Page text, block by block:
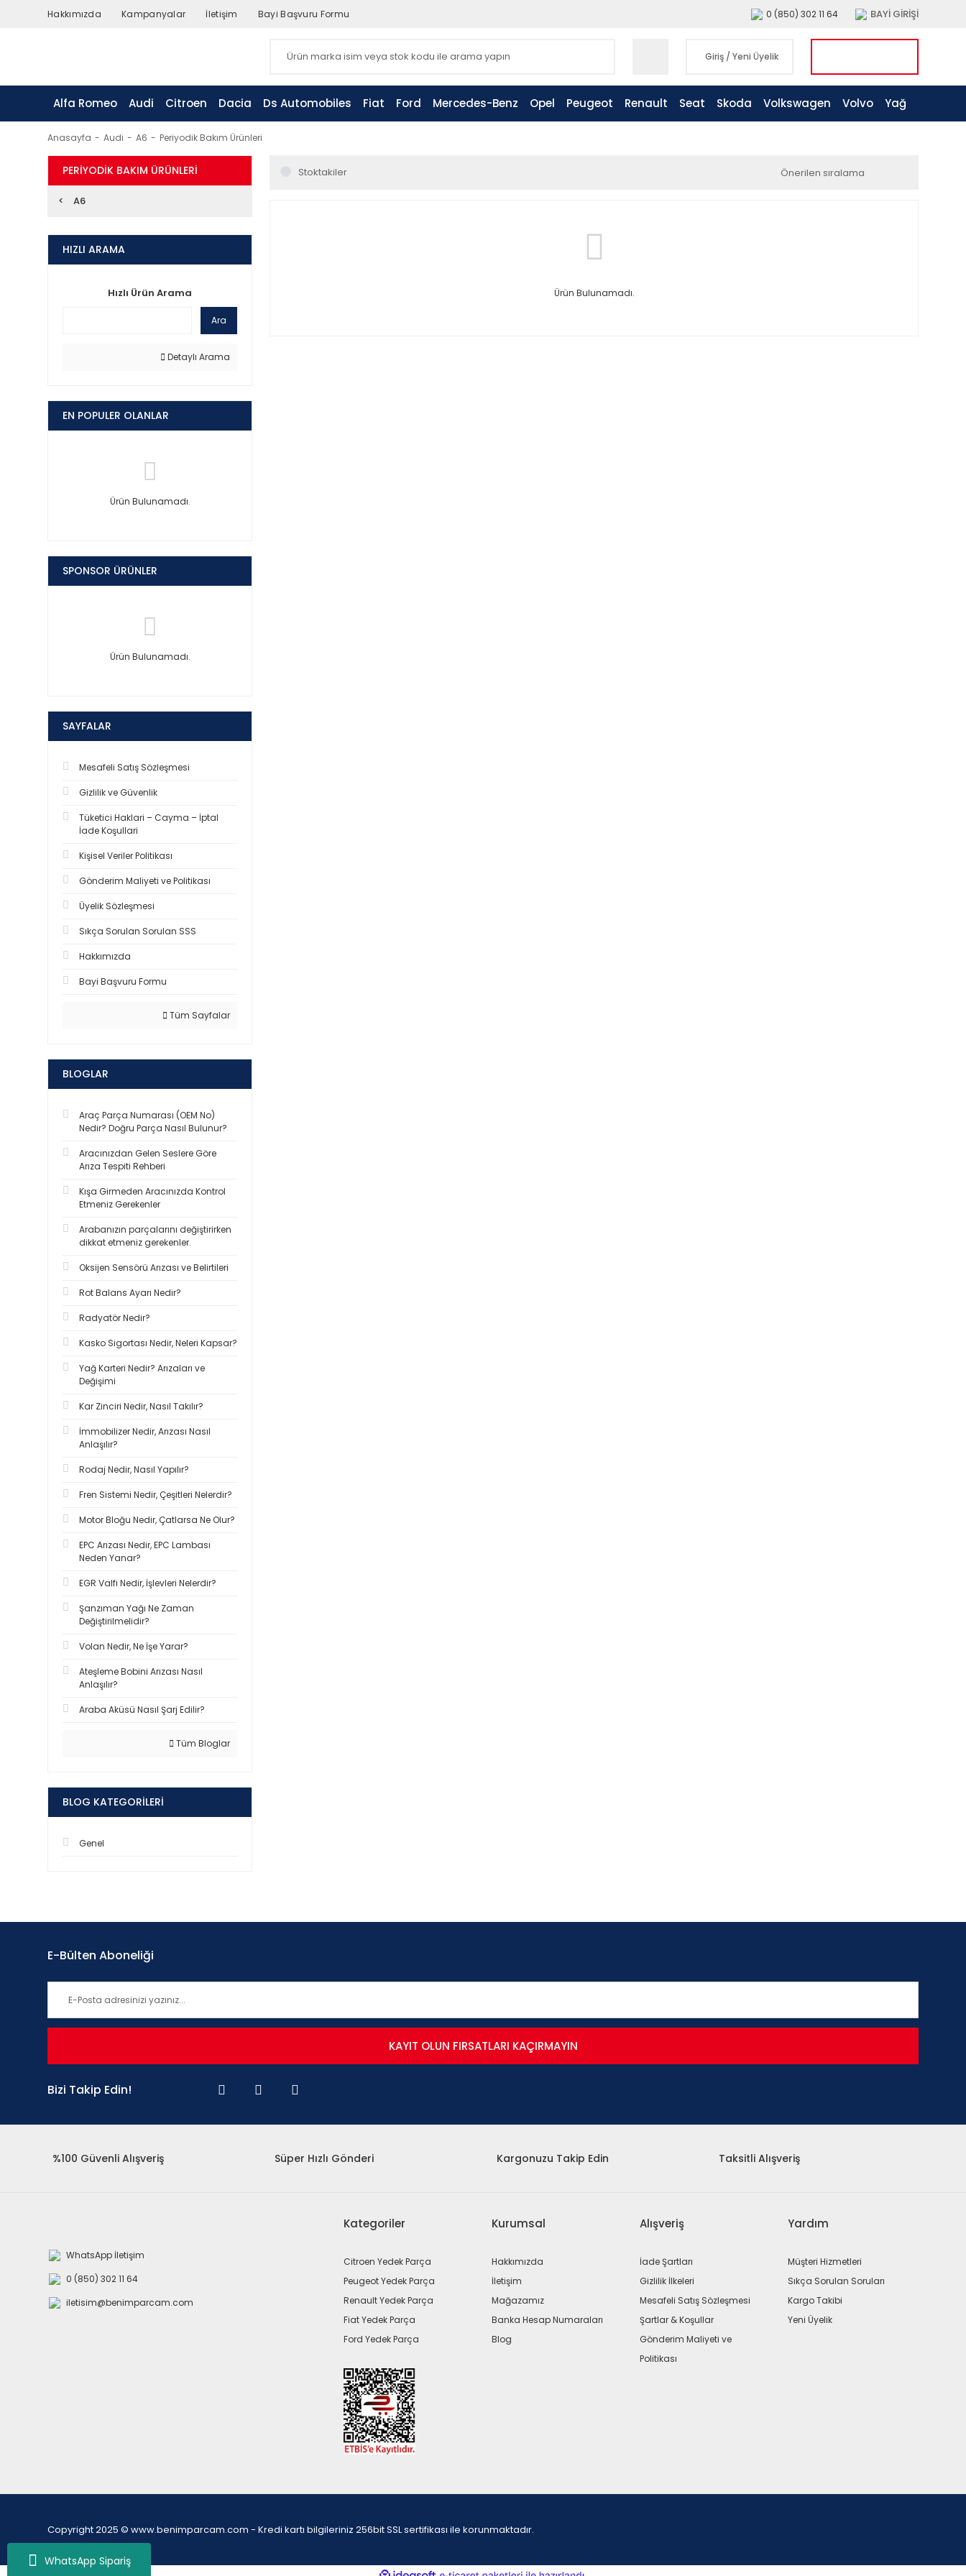
WhatsApp Sipariş
Hakkımızda Kampanyalar İletişim Bayi Başvuru Formu 0 (850) 302 11 64 BAYİ GİRİŞİ
Giriş / Yeni Üyelik
Alfa Romeo Audi Citroen Dacia Ds Automobiles Fiat Ford Mercedes-Benz Opel Peugeot Renault Seat Skoda Volkswagen Volvo Yağ
Anasayfa Audi A6 Periyodik Bakım Ürünleri
PERIYODIK BAKIM ÜRÜNLERI
A6
HIZLI ARAMA
Hızlı Ürün Arama
Ara
Detaylı Arama
EN POPULER OLANLAR
Ürün Bulunamadı.
SPONSOR ÜRÜNLER
Ürün Bulunamadı.
SAYFALAR
Mesafeli Satış Sözleşmesi
Gizlilik ve Güvenlik
Tüketici Haklari – Cayma – İptal
İade Koşullari
Kişisel Veriler Politikası
Gönderim Maliyeti ve Politikası
Üyelik Sözleşmesi
Sıkça Sorulan Sorulan SSS
Hakkımızda
Bayi Başvuru Formu
Tüm Sayfalar
BLOGLAR
Araç Parça Numarası (OEM No)
Nedir? Doğru Parça Nasıl Bulunur?
Aracınızdan Gelen Seslere Göre
Arıza Tespiti Rehberi
Kışa Girmeden Aracınızda Kontrol
Etmeniz Gerekenler
Arabanızın parçalarını değiştirirken
dikkat etmeniz gerekenler.
Oksijen Sensörü Arızası ve Belirtileri
Rot Balans Ayarı Nedir?
Radyatör Nedir?
Kasko Sigortası Nedir, Neleri Kapsar?
Yağ Karteri Nedir? Arızaları ve
Değişimi
Kar Zinciri Nedir, Nasıl Takılır?
İmmobilizer Nedir, Arızası Nasıl
Anlaşılır?
Rodaj Nedir, Nasıl Yapılır?
Fren Sistemi Nedir, Çeşitleri Nelerdir?
Motor Bloğu Nedir, Çatlarsa Ne Olur?
EPC Arızası Nedir, EPC Lambası
Neden Yanar?
EGR Valfi Nedir, İşlevleri Nelerdir?
Şanzıman Yağı Ne Zaman
Değiştirilmelidir?
Volan Nedir, Ne İşe Yarar?
Ateşleme Bobini Arızası Nasıl
Anlaşılır?
Araba Aküsü Nasıl Şarj Edilir?
Tüm Bloglar
BLOG KATEGORILERI
Genel
Stoktakiler
Ürün Bulunamadı.
E-Bülten Aboneliği
KAYIT OLUN FIRSATLARI KAÇIRMAYIN
Bizi Takip Edin!
%100 Güvenli Alışveriş Süper Hızlı Gönderi Kargonuzu Takip Edin Taksitli Alışveriş
WhatsApp İletişim
0 (850) 302 11 64
iletisim@benimparcam.com
Kategoriler
Citroen Yedek Parça
Peugeot Yedek Parça
Renault Yedek Parça
Fiat Yedek Parça
Ford Yedek Parça
Kurumsal
Hakkımızda
İletişim
Mağazamız
Banka Hesap Numaraları
Blog
Alışveriş
İade Şartları
Gizlilik İlkeleri
Mesafeli Satış Sözleşmesi
Şartlar & Koşullar
Gönderim Maliyeti ve
Politikası
Yardım
Müşteri Hizmetleri
Sıkça Sorulan Soruları
Kargo Takibi
Yeni Üyelik
Copyright 2025 © www.benimparcam.com - Kredi kartı bilgileriniz 256bit SSL sertifikası ile korunmaktadır.